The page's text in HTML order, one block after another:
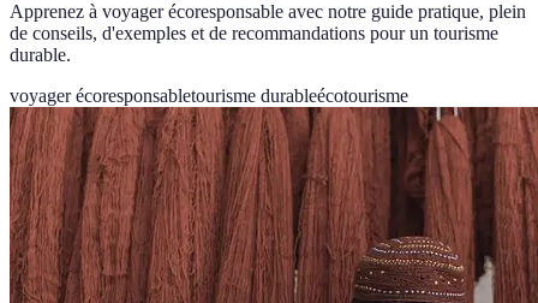
Apprenez à voyager écoresponsable avec notre guide pratique, plein
de conseils, d'exemples et de recommandations pour un tourisme
durable.
voyager écoresponsabletourisme durableécotourisme